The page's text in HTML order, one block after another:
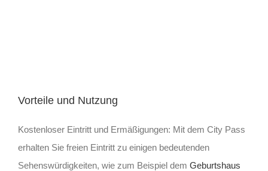
Vorteile und Nutzung
Kostenloser Eintritt und Ermäßigungen: Mit dem City Pass
erhalten Sie freien Eintritt zu einigen bedeutenden
Sehenswürdigkeiten, wie zum Beispiel dem Geburtshaus